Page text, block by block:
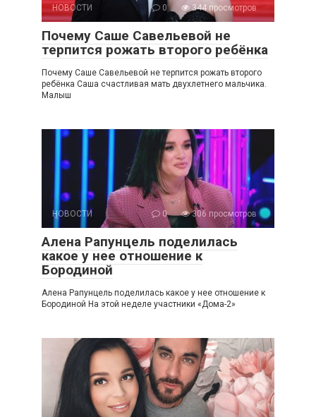
НОВОСТИ 0 344 просмотров
Почему Саше Савельевой не
терпится рожать второго ребёнка
Почему Саше Савельевой не терпится рожать второго
ребёнка Саша счастливая мать двухлетнего мальчика.
Малыш
НОВОСТИ 0 306 просмотров
Алена Рапунцель поделилась
какое у нее отношение к
Бородиной
Алена Рапунцель поделилась какое у нее отношение к
Бородиной На этой неделе участники «Дома-2»